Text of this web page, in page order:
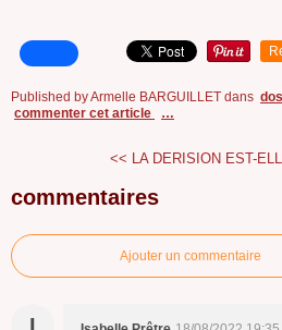
Published by Armelle BARGUILLET dans
commenter cet article
…
<< LA DERISION EST-
commentaires
Ajouter un commentaire